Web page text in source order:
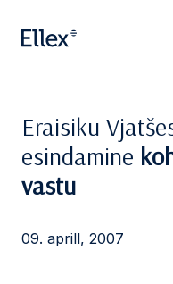
Eraisiku
esindamine
vastu
09. aprill, 2007